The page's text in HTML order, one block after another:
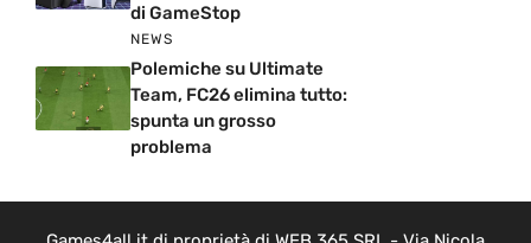
di GameStop
NEWS
Polemiche su Ultimate
Team, FC26 elimina tutto:
spunta un grosso
problema